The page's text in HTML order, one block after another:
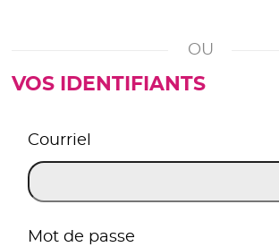
VOS IDENTIFIANTS
Courriel
*
Mot de passe